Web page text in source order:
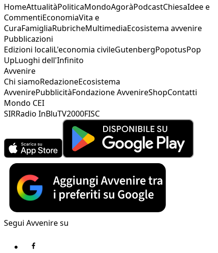
HomeAttualitàPoliticaMondoAgoràPodcastChiesaIdee e
CommentiEconomiaVita e
CuraFamigliaRubricheMultimediaEcosistema avvenire
Pubblicazioni
Edizioni localiL'economia civileGutenbergPopotusPop
UpLuoghi dell'Infinito
Avvenire
Chi siamoRedazioneEcosistema
AvvenirePubblicitàFondazione AvvenireShopContatti
Mondo CEI
SIRRadio InBluTV2000FISC
Segui Avvenire su